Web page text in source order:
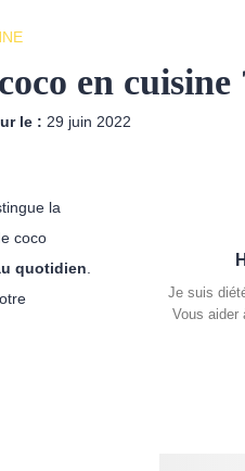
en cuisine
le : 29 juin 2022
la
coco
quotidien
Je suis
Vous